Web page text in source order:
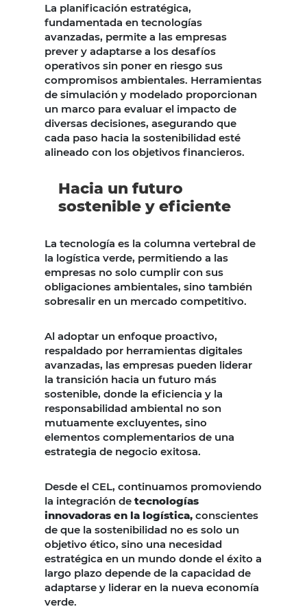
La planificación estratégica,
fundamentada en tecnologías
avanzadas, permite a las empresas
prever y adaptarse a los desafíos
operativos sin poner en riesgo sus
compromisos ambientales. Herramientas
de simulación y modelado proporcionan
un marco para evaluar el impacto de
diversas decisiones, asegurando que
cada paso hacia la sostenibilidad esté
alineado con los objetivos financieros.
Hacia un futuro
sostenible y eficiente
La tecnología es la columna vertebral de
la logística verde, permitiendo a las
empresas no solo cumplir con sus
obligaciones ambientales, sino también
sobresalir en un mercado competitivo.
Al adoptar un enfoque proactivo,
respaldado por herramientas digitales
avanzadas, las empresas pueden liderar
la transición hacia un futuro más
sostenible, donde la eficiencia y la
responsabilidad ambiental no son
mutuamente excluyentes, sino
elementos complementarios de una
estrategia de negocio exitosa.
Desde el CEL, continuamos promoviendo
la integración de tecnologías
innovadoras en la logística, conscientes
de que la sostenibilidad no es solo un
objetivo ético, sino una necesidad
estratégica en un mundo donde el éxito a
largo plazo depende de la capacidad de
adaptarse y liderar en la nueva economía
verde.